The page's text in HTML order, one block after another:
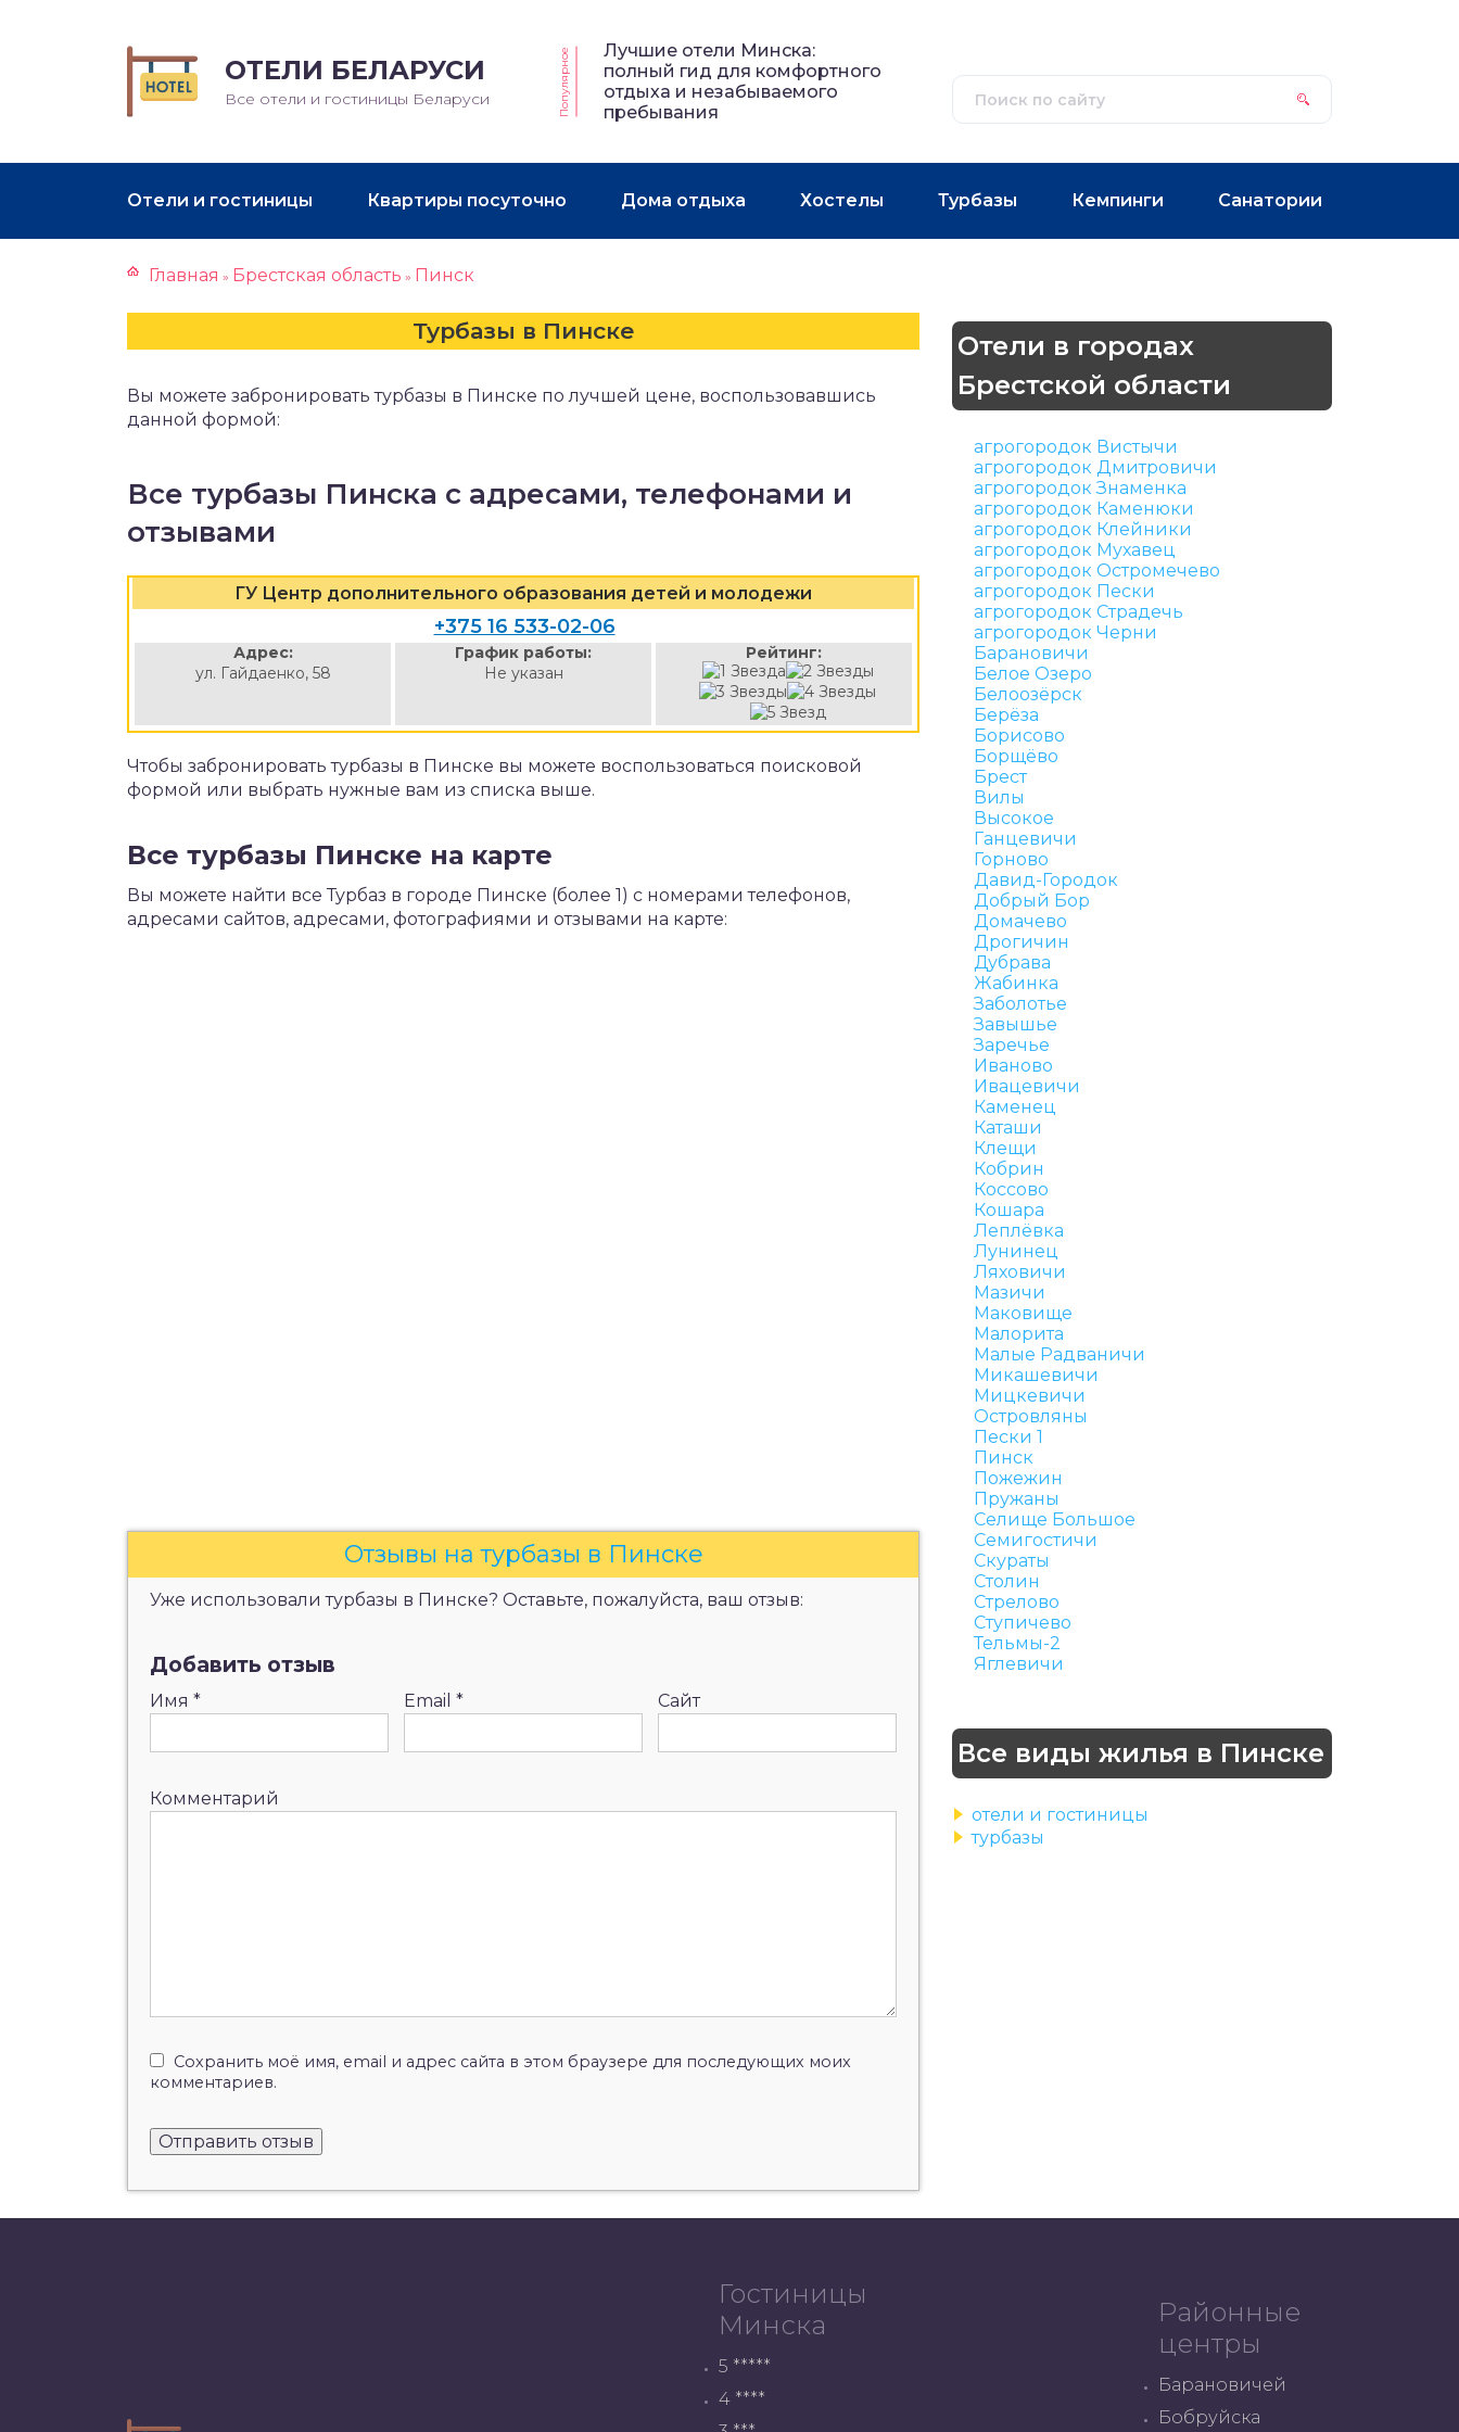
ОТЕЛИ БЕЛАРУСИ
Все отели и гостиницы Беларуси Популярное
Лучшие отели Минска:
полный гид для комфортного
отдыха и незабываемого
пребывания
Отели и гостиницы Квартиры посуточно Дома отдыха Хостелы Турбазы Кемпинги Санатории
Главная » Брестская область » Пинск
Турбазы в Пинске
Вы можете забронировать турбазы в Пинске по лучшей цене, воспользовавшись
данной формой:
Все турбазы Пинска с адресами, телефонами и
отзывами
ГУ Центр дополнительного образования детей и молодежи
+375 16 533-02-06
Адрес:
ул. Гайдаенко, 58
График работы:
Не указан
Рейтинг:
Чтобы забронировать турбазы в Пинске вы можете воспользоваться поисковой
формой или выбрать нужные вам из списка выше.
Все турбазы Пинске на карте
Вы можете найти все Турбаз в городе Пинске (более 1) с номерами телефонов,
адресами сайтов, адресами, фотографиями и отзывами на карте:
Отзывы на турбазы в Пинске
Уже использовали турбазы в Пинске? Оставьте, пожалуйста, ваш отзыв:
Добавить отзыв
Имя * Email * Сайт
Комментарий
Сохранить моё имя, email и адрес сайта в этом браузере для последующих моих
комментариев.
Отели в городах
Брестской области
агрогородок Вистычи
агрогородок Дмитровичи
агрогородок Знаменка
агрогородок Каменюки
агрогородок Клейники
агрогородок Мухавец
агрогородок Остромечево
агрогородок Пески
агрогородок Страдечь
агрогородок Черни
Барановичи
Белое Озеро
Белоозёрск
Берёза
Борисово
Борщёво
Брест
Вилы
Высокое
Ганцевичи
Горново
Давид-Городок
Добрый Бор
Домачево
Дрогичин
Дубрава
Жабинка
Заболотье
Завышье
Заречье
Иваново
Ивацевичи
Каменец
Каташи
Клещи
Кобрин
Коссово
Кошара
Леплёвка
Лунинец
Ляховичи
Мазичи
Маковище
Малорита
Малые Радваничи
Микашевичи
Мицкевичи
Островляны
Пески 1
Пинск
Пожежин
Пружаны
Селище Большое
Семигостичи
Скураты
Столин
Стрелово
Ступичево
Тельмы-2
Яглевичи
Все виды жилья в Пинске
отели и гостиницы
турбазы
Гостиницы
Минска
5 *****
4 ****
Районные
центры
Барановичей
Бобруйска